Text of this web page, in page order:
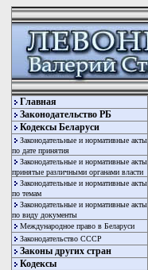
Главная
Законодательство РБ
Кодексы Беларуси
Законодательные и нормативные акты
по дате принятия
Законодательные и нормативные акты
принятые различными органами власти
Законодательные и нормативные акты
по темам
Законодательные и нормативные акты
по виду документы
Международное право в Беларуси
Законодательство СССР
Законы других стран
Кодексы